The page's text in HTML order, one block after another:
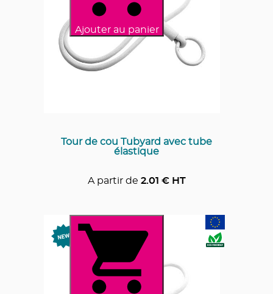
Ajouter au panier
Tour de cou Tubyard avec tube
élastique
A partir de 2.01 € HT